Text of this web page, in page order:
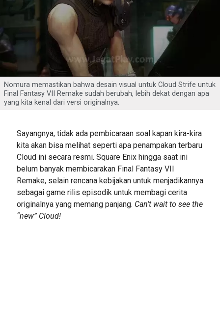
Nomura memastikan bahwa desain visual untuk Cloud Strife untuk
Final Fantasy VII Remake sudah berubah, lebih dekat dengan apa
yang kita kenal dari versi originalnya.
Sayangnya, tidak ada pembicaraan soal kapan kira-kira
kita akan bisa melihat seperti apa penampakan terbaru
Cloud ini secara resmi. Square Enix hingga saat ini
belum banyak membicarakan Final Fantasy VII
Remake, selain rencana kebijakan untuk menjadikannya
sebagai game rilis episodik untuk membagi cerita
originalnya yang memang panjang. Can’t wait to see the
“new” Cloud!